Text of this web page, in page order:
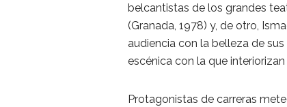
belcantistas de los grandes
(Granada, 1978) y, de otro,
audiencia con la belleza de
escénica con la que
Protagonistas de carreras